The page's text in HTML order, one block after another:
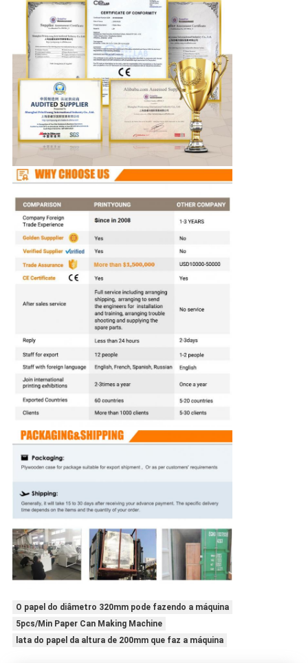
O papel do diâmetro 320mm pode fazendo a máquina
5pcs/Min Paper Can Making Machine
lata do papel da altura de 200mm que faz a máquina